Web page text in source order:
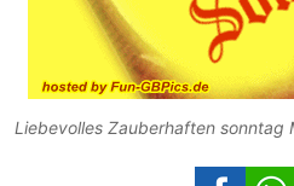
Liebevolles Zauberhaften sonntag